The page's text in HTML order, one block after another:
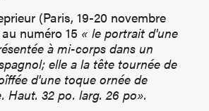
(Paris, 19-20 novembre
numéro 15 « le portrait d'une
à mi-corps dans un
elle a la tête tournée de
d'une toque ornée de
Haut. 32 po. larg. 26 po».